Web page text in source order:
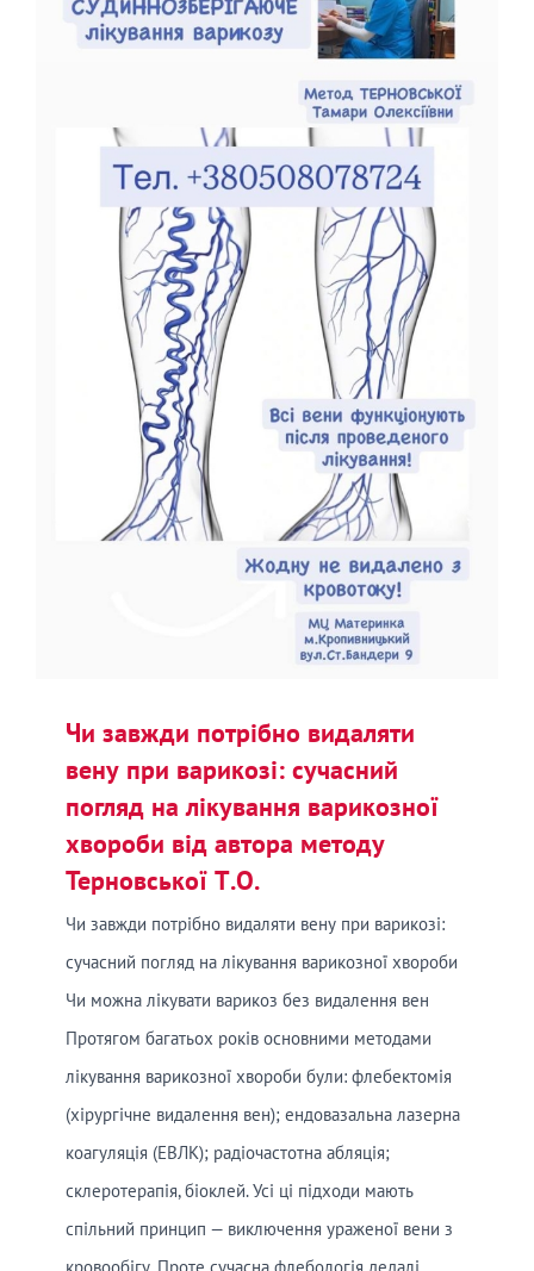
Чи завжди потрібно видаляти
вену при варикозі: сучасний
погляд на лікування варикозної
хвороби від автора методу
Терновської Т.О.
Чи завжди потрібно видаляти вену при варикозі:
сучасний погляд на лікування варикозної хвороби
Чи можна лікувати варикоз без видалення вен
Протягом багатьох років основними методами
лікування варикозної хвороби були: флебектомія
(хірургічне видалення вен); ендовазальна лазерна
коагуляція (ЕВЛК); радіочастотна абляція;
склеротерапія, біоклей. Усі ці підходи мають
спільний принцип — виключення ураженої вени з